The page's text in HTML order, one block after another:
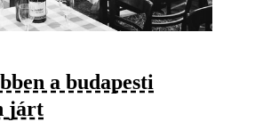
a budapesti
járt